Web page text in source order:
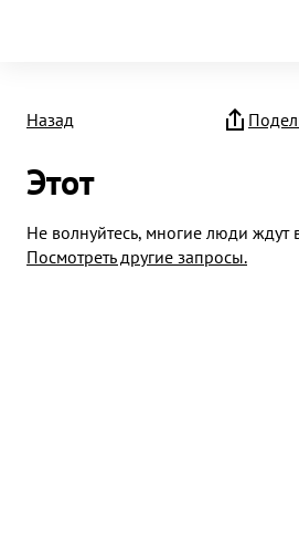
Назад
Этот
Не волнуйтесь, многие люди
Посмотреть другие запросы.